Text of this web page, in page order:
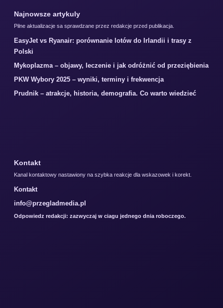
Najnowsze artykuly
Pilne aktualizacje sa sprawdzane przez redakcje przed publikacja.
EasyJet vs Ryanair: porównanie lotów do Irlandii i trasy z
Polski
Mykoplazma – objawy, leczenie i jak odróżnić od przeziębienia
PKW Wybory 2025 – wyniki, terminy i frekwencja
Prudnik – atrakcje, historia, demografia. Co warto wiedzieć
Kontakt
Kanal kontaktowy nastawiony na szybka reakcje dla wskazowek i korekt.
Kontakt
info@przegladmedia.pl
Odpowiedz redakcji: zazwyczaj w ciagu jednego dnia roboczego.